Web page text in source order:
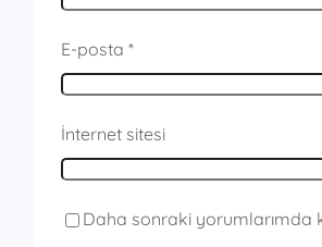
E-posta *
İnternet sitesi
Daha sonraki yorumlarımda